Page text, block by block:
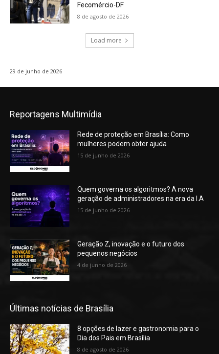
Fecomércio-DF
8 de agosto de 2026
Load more
29 de junho de 2026
Reportagens Multimídia
Rede de proteção em Brasília: Como
mulheres podem obter ajuda
15 de junho de 2026
Quem governa os algoritmos? A nova
geração de administradores na era da I.A
15 de junho de 2026
Geração Z, inovação e o futuro dos
pequenos negócios
4 de junho de 2026
Últimas notícias de Brasília
8 opções de lazer e gastronomia para o
Dia dos Pais em Brasília
8 de agosto de 2026